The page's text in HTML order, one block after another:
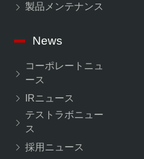
製品メンテナンス
News
コーポレートニュ
ース
IRニュース
テストラボニュー
ス
採用ニュース